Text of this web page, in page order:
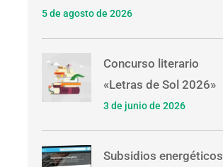
5 de agosto de 2026
Concurso literario
«Letras de Sol 2026»
3 de junio de 2026
Subsidios energéticos